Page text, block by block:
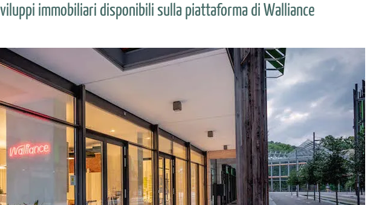
immobiliari disponibili sulla piattaforma di Walliance